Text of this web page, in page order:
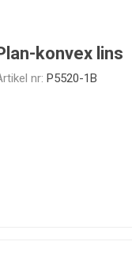
konvex lins
nr: P5520-1B